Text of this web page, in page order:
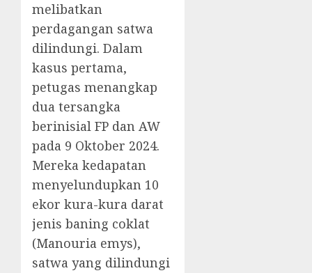
melibatkan
perdagangan satwa
dilindungi. Dalam
kasus pertama,
petugas menangkap
dua tersangka
berinisial FP dan AW
pada 9 Oktober 2024.
Mereka kedapatan
menyelundupkan 10
ekor kura-kura darat
jenis baning coklat
(Manouria emys),
satwa yang dilindungi